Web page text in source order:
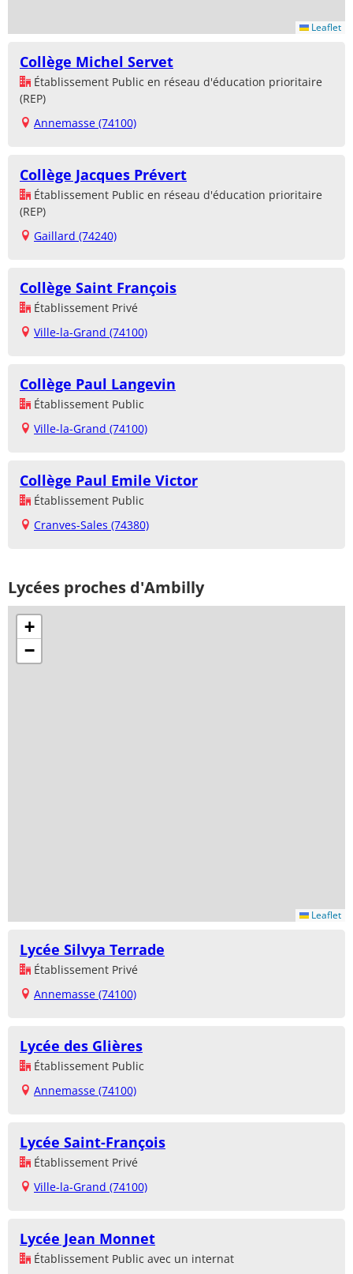
Leaflet
Collège Michel Servet
Établissement Public en réseau d'éducation prioritaire
(REP)
Annemasse (74100)
Collège Jacques Prévert
Établissement Public en réseau d'éducation prioritaire
(REP)
Gaillard (74240)
Collège Saint François
Établissement Privé
Ville-la-Grand (74100)
Collège Paul Langevin
Établissement Public
Ville-la-Grand (74100)
Collège Paul Emile Victor
Établissement Public
Cranves-Sales (74380)
Lycées proches d'Ambilly
+
−
Leaflet
Lycée Silvya Terrade
Établissement Privé
Annemasse (74100)
Lycée des Glières
Établissement Public
Annemasse (74100)
Lycée Saint-François
Établissement Privé
Ville-la-Grand (74100)
Lycée Jean Monnet
Établissement Public avec un internat